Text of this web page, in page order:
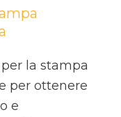
la stampa
per ottenere
e